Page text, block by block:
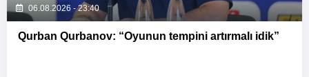
06.08.2026 - 23:40
Qurban Qurbanov: “Oyunun tempini artırmalı idik”